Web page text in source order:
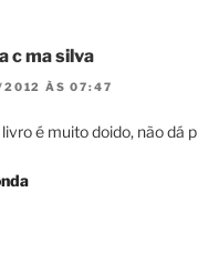
c ma silva
ÀS 07:47
é muito doido, não dá